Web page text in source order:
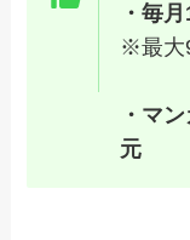
・毎
※最大
・マ
元